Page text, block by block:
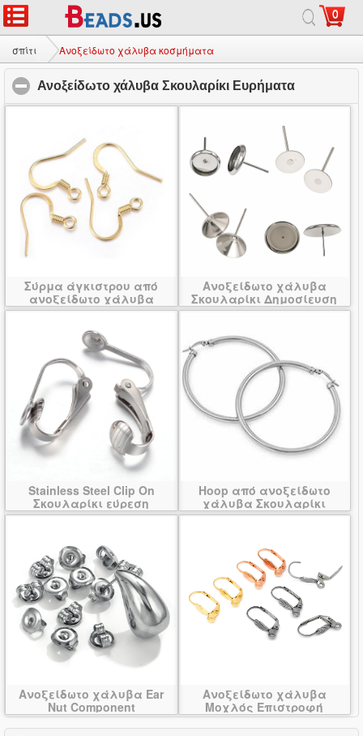
0
σπίτι Ανοξείδωτο χάλυβα κοσμήματα
Ανοξείδωτο χάλυβα Σκουλαρίκι Ευρήματα
Σύρμα άγκιστρου από
ανοξείδωτο χάλυβα
Ανοξείδωτο χάλυβα
Σκουλαρίκι Δημοσίευση
Stainless Steel Clip On
Σκουλαρίκι εύρεση
Hoop από ανοξείδωτο
χάλυβα Σκουλαρίκι
Component
Ανοξείδωτο χάλυβα Ear
Nut Component
Ανοξείδωτο χάλυβα
Μοχλός Επιστροφή
Σκουλαρίκι Component
σπίτι σχετικά με |Επικοινωνήστε μαζί μας Πλήρης ιστοσελίδας
© 2026 Γαλαξίας Κόσμημα Ltd. Όλα τα δικαιώματα διατηρούνται.